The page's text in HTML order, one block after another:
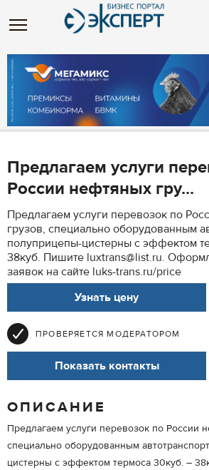
Предлагаем услуги
России нефтяных гру...
Предлагаем услуги перевозок по
грузов, специально оборудованным
полуприцепы-цистерны с эффектом
38куб. Пишите luxtrans@list.ru.
заявок на сайте luks-trans.ru/price
Узнать цену
ПРОВЕРЯЕТСЯ МОДЕРАТОРОМ
Показать контакты
ОПИСАНИЕ
Предлагаем услуги перевозок по России
специально оборудованным
цистерны с эффектом термоса 30куб. –